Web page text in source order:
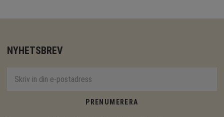
NYHETSBREV
PRENUMERERA